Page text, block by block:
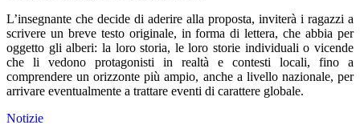
L’insegnante che decide di aderire alla proposta, inviterà i ragazzi a
scrivere un breve testo originale, in forma di lettera, che abbia per
oggetto gli alberi: la loro storia, le loro storie individuali o vicende
che li vedono protagonisti in realtà e contesti locali, fino a
comprendere un orizzonte più ampio, anche a livello nazionale, per
arrivare eventualmente a trattare eventi di carattere globale.
Notizie